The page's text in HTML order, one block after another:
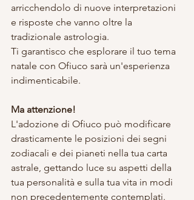
arricchendolo di nuove interpretazioni
e risposte che vanno oltre la
tradizionale astrologia.
Ti garantisco che esplorare il tuo tema
natale con Ofiuco sarà un'esperienza
indimenticabile.
Ma attenzione!
L'adozione di Ofiuco può modificare
drasticamente le posizioni dei segni
zodiacali e dei pianeti nella tua carta
astrale, gettando luce su aspetti della
tua personalità e sulla tua vita in modi
non precedentemente contemplati.